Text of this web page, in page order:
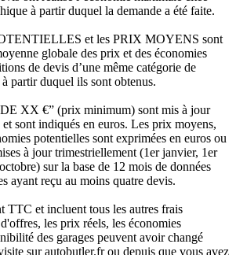
à partir duquel la demande a été faite.
et les PRIX MOYENS sont
globale des prix et des économies
de devis d’une même catégorie de
partir duquel ils sont obtenus.
XX €” (prix minimum) sont mis à jour
sont indiqués en euros. Les prix moyens,
potentielles sont exprimées en euros ou
à jour trimestriellement (1er janvier, 1er
sur la base de 12 mois de données
ayant reçu au moins quatre devis.
TTC et incluent tous les autres frais
les prix réels, les économies
des garages peuvent avoir changé
sur autobutler.fr ou depuis que vous avez